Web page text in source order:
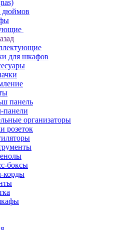
дюймов
для шкафов
панель
панели
организаторы
розеток
боксы
корды